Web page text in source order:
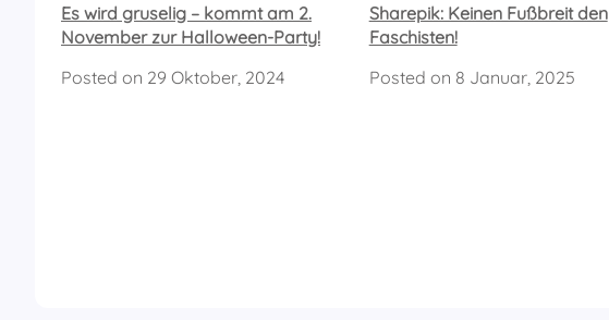
Es wird gruselig – kommt am 2.
November zur Halloween-Party!
Posted on 29 Oktober, 2024
Sharepik: Keinen Fußbreit den
Faschisten!
Posted on 8 Januar, 2025